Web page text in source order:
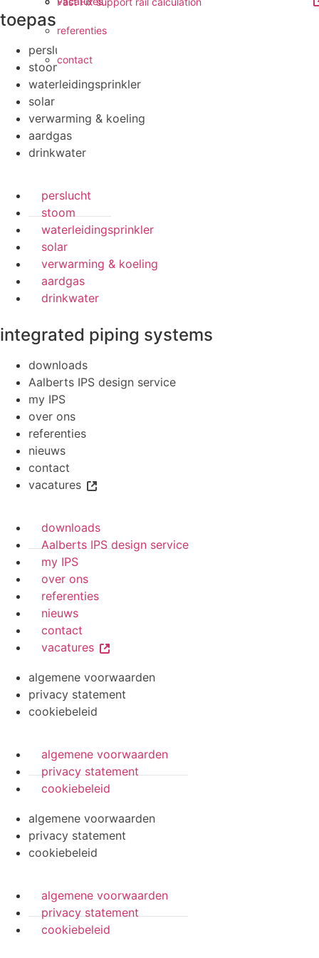
referenties
contact
toepassingen
perslucht
stoom
waterleidingsprinkler
solar
verwarming & koeling
aardgas
drinkwater
perslucht
stoom
waterleidingsprinkler
solar
verwarming & koeling
aardgas
drinkwater
integrated piping systems
downloads
Aalberts IPS design service
my IPS
over ons
referenties
nieuws
contact
vacatures
downloads
Aalberts IPS design service
my IPS
over ons
referenties
nieuws
contact
vacatures
algemene voorwaarden
privacy statement
cookiebeleid
algemene voorwaarden
privacy statement
cookiebeleid
algemene voorwaarden
privacy statement
cookiebeleid
algemene voorwaarden
privacy statement
cookiebeleid